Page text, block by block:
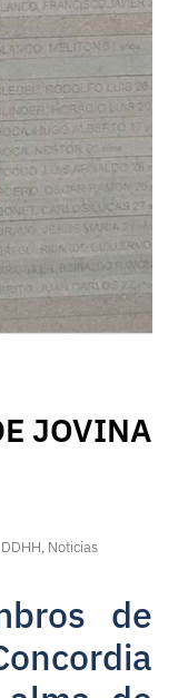
JOVINA
DDHH, Noticias
de